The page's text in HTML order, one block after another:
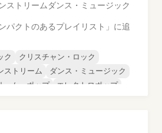
ストリーム ダンス・ミュージック
パクトのあるプレイリスト」に追
ク
クリスチャン・ロック
ストリーム
ダンス・ミュージック
ーム・ポップ
エレクトロポップ